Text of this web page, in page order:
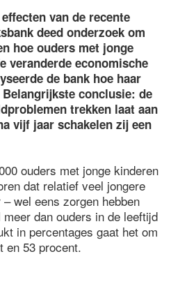
van de recente
deed onderzoek om
hoe ouders met jonge
veranderde economische
de bank hoe haar
conclusie: de
trekken laat aan
vijf jaar schakelen zij een
ouders met jonge kinderen
dat relatief veel jongere
wel eens zorgen hebben
dan ouders in de leeftijd
in percentages gaat het om
en 53 procent.